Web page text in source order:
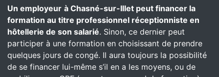
Un employeur à Chasné-sur-Illet peut financer la
formation au titre professionnel réceptionniste en
hôtellerie de son salarié. Sinon, ce dernier peut
participer à une formation en choisissant de prendre
quelques jours de congé. Il aura toujours la possibilité
de se financer lui-même s’il en a les moyens, ou de